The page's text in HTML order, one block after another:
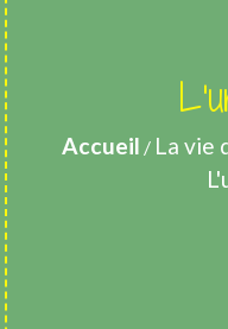
Accueil / La vie